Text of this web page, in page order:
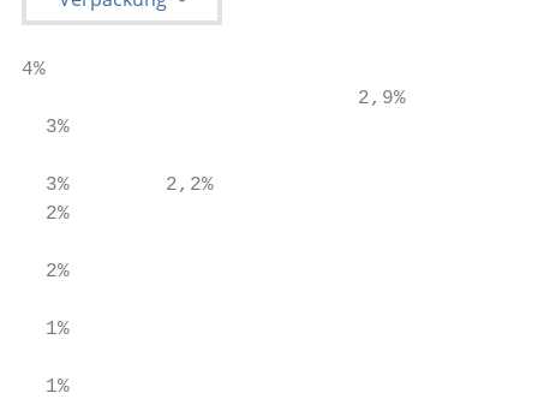
4%
                            2,9%
  3%
  3%        2,2%
  2%
  2%
  1%
  1%